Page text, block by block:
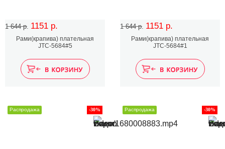
1 644 р. 1151 р.
Рами(крапива) плательная
JTC-5684#5
1 644 р. 1151 р.
Рами(крапива) плательная
JTC-5684#1
-30%
Распродажа -30%
Распродажа